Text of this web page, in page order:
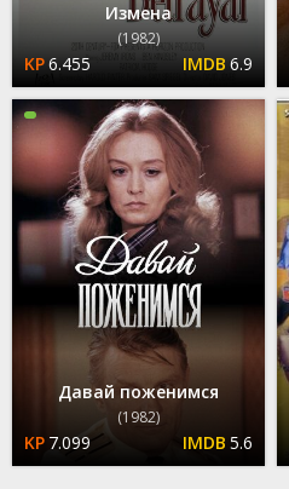
Измена
(1982)
6.455 6.9
Давай поженимся
(1982)
7.099 5.6